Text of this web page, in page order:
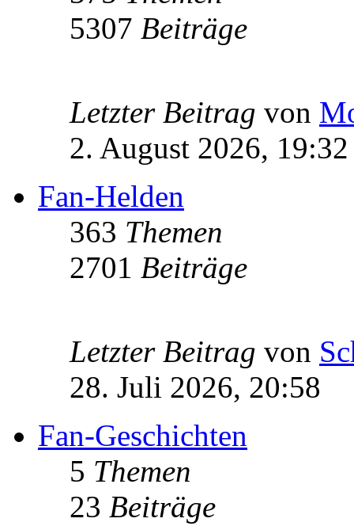
5307 Beiträge
Letzter Beitrag von
2. August 2026, 19:32
Fan-Helden
363 Themen
2701 Beiträge
Letzter Beitrag von
28. Juli 2026, 20:58
Fan-Geschichten
5 Themen
23 Beiträge